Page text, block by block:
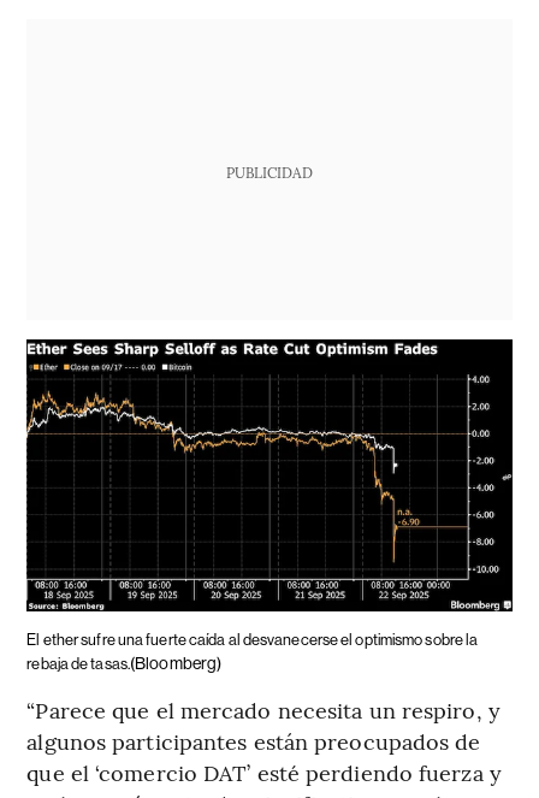
PUBLICIDAD
El ether sufre una fuerte caída al desvanecerse el optimismo sobre la
rebaja de tasas.(Bloomberg)
“Parece que el mercado necesita un respiro, y
algunos participantes están preocupados de
que el ‘comercio DAT’ esté perdiendo fuerza y ​​